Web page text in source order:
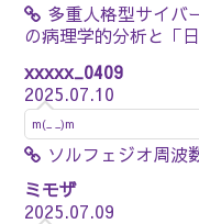
多重人格型サイバ
の病理学的分析と「
xxxxx_0409
2025.07.10
m(_ _)m
ソルフェジオ周波
ミモザ
2025.07.09